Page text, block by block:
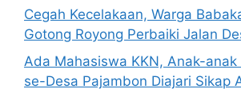
Cegah Kecelakaan, Warga
Gotong Royong Perbaiki Jalan
Ada Mahasiswa KKN, Anak-anak
se-Desa Pajambon Diajari Sikap